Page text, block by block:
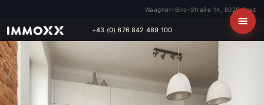
Waagner-Biro-Straße 14, 8020 Graz
+43 (0) 676 842 489 100